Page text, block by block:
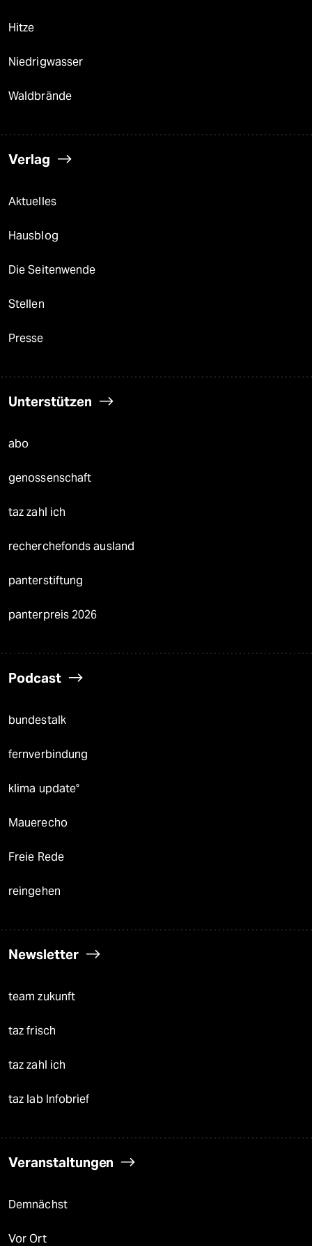
Hitze
Niedrigwasser
Waldbrände
Verlag
Aktuelles
Hausblog
Die Seitenwende
Stellen
Presse
Unterstützen
abo
genossenschaft
taz zahl ich
recherchefonds ausland
panterstiftung
panterpreis 2026
Podcast
bundestalk
fernverbindung
klima update°
Mauerecho
Freie Rede
reingehen
Newsletter
team zukunft
taz frisch
taz zahl ich
taz lab Infobrief
Veranstaltungen
Demnächst
Vor Ort